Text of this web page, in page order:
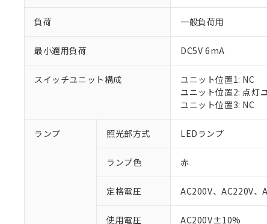
負荷 一般負荷用
最小適用負荷 DC5V 6mA
スイッチユニット構成
ユニット位置1: NC
ユニット位置2: 点灯
ユニット位置3: NC
ランプ 照光部方式 LEDランプ
ランプ色 赤
定格電圧 AC200V、AC220V、
使用電圧
AC200V±10%
※1 対応状況
対応済み：EU
対応予定：EU
対応予定なし：
調査・確認中：